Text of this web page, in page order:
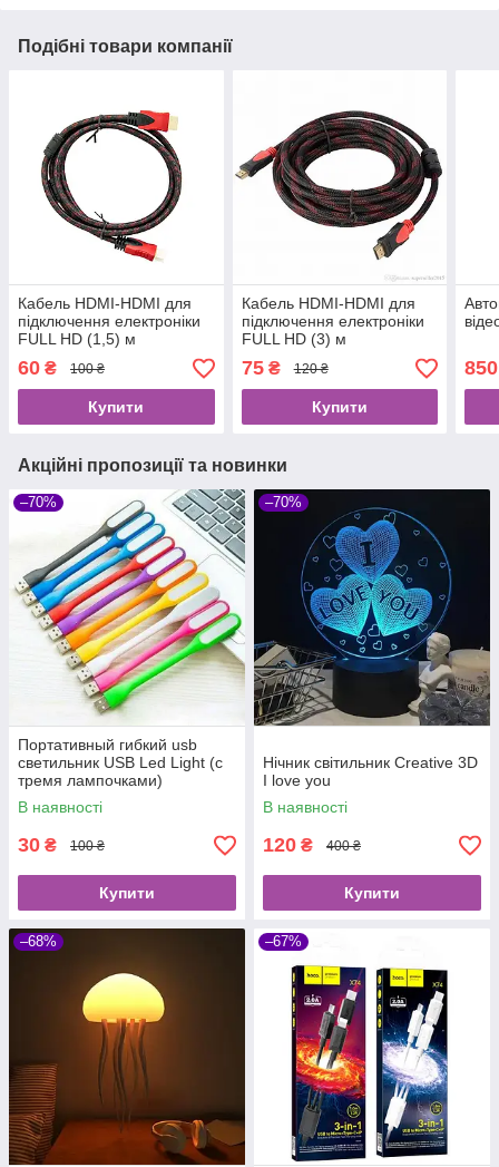
Подібні товари компанії
Кабель HDMI-HDMI для
підключення електроніки
FULL HD (1,5) м
60 ₴ 100 ₴
Купити
Кабель HDMI-HDMI для
підключення електроніки
FULL HD (3) м
75₴ 120 ₴
Купити
850
Акційні пропозиції та новинки
–70%
Портативный гибкий usb
светильник USB Led Light (с
тремя лампочками)
В наявності
30 ₴ 100 ₴
Купити
–70%
Нічник світильник Creative 3D
I love you
В наявності
120 ₴ 400 ₴
Купити
–68% –67%